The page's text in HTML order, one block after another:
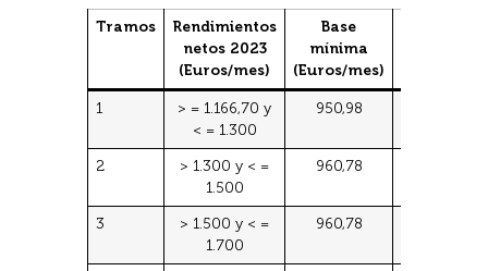
Tramos
Rendimientos
netos 2023
(Euros/mes)
Base
mínima
(Euros/mes)
1
> = 1.166,70 y
< = 1.300
950,98
2
> 1.300 y < =
1.500
960,78
3
> 1.500 y < =
1.700
960,78